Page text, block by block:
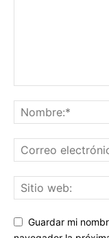
Guardar mi